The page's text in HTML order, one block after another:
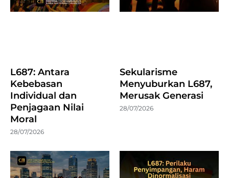
L687: Antara
Kebebasan
Individual dan
Penjagaan Nilai
Moral
28/07/2026
Sekularisme
Menyuburkan L687,
Merusak Generasi
28/07/2026